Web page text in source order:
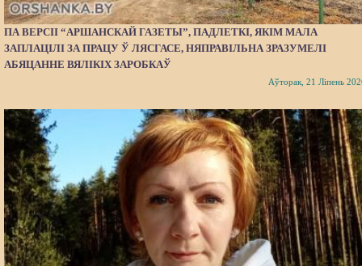
ПА ВЕРСІІ “АРШАНСКАЙ ГАЗЕТЫ”, ПАДЛЕТКІ, ЯКІМ МАЛА
ЗАПЛАЦІЛІ ЗА ПРАЦУ Ў ЛЯСГАСЕ, НЯПРАВІЛЬНА ЗРАЗУМЕЛІ
АБЯЦАННЕ ВЯЛІКІХ ЗАРОБКАЎ
Аўторак, 21 Ліпень